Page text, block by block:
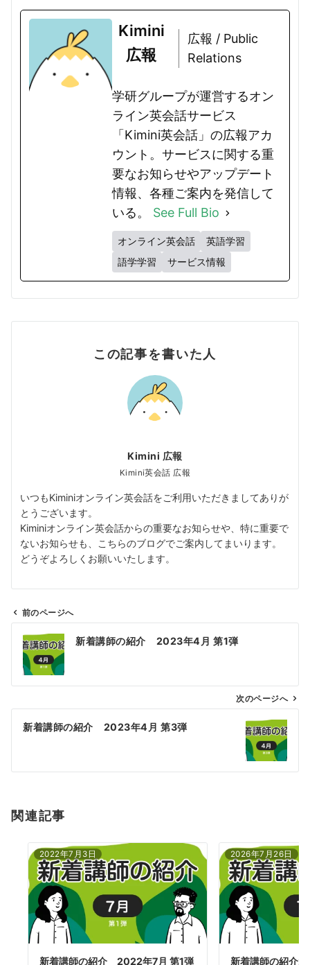
Kimini
広報
広報 / Public
Relations
学研グループが運営するオン
ライン英会話サービス
「Kimini英会話」の広報アカ
ウント。サービスに関する重
要なお知らせやアップデート
情報、各種ご案内を発信して
いる。 See Full Bio
オンライン英会話
英語学習
語学学習
サービス情報
この記事を書いた人
Kimini 広報
Kimini英会話 広報
いつもKiminiオンライン英会話をご利用いただきましてありが
とうございます。
Kiminiオンライン英会話からの重要なお知らせや、特に重要で
ないお知らせも、こちらのブログでご案内してまいります。
どうぞよろしくお願いいたします。
ビ
ン
前のページへ
新着講師の紹介 2023年4月 第1弾
次のページへ
新着講師の紹介 2023年4月 第3弾
関連記事
2022年7月3日
新着講師の紹介 2022年7月 第1弾
2026年7月26日
新着講師の紹介